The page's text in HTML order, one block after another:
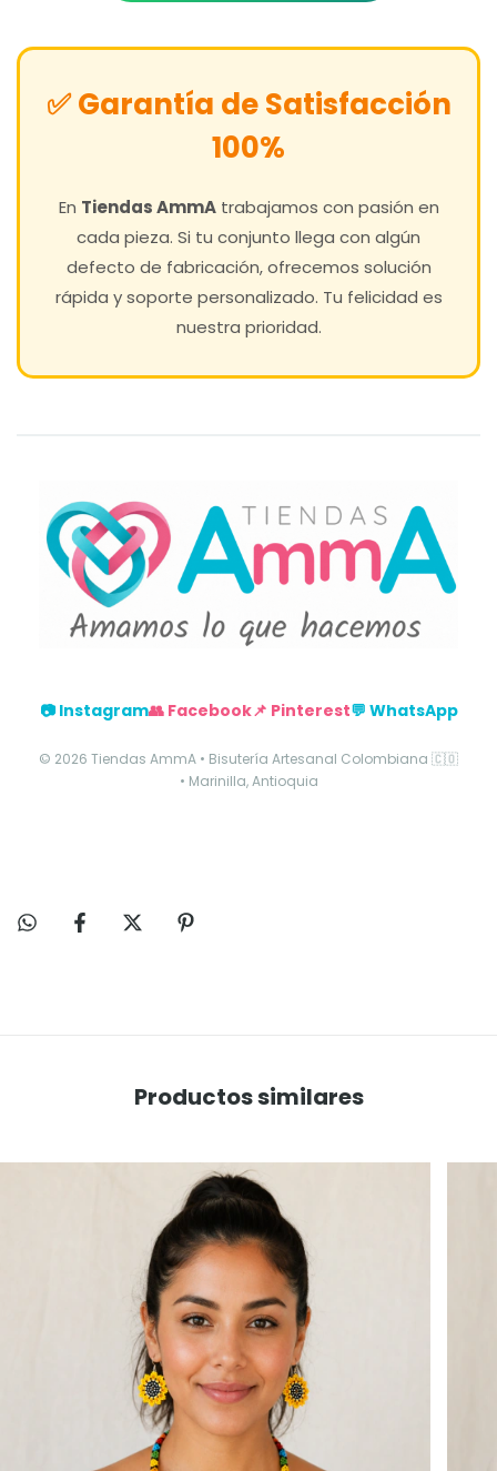
✅ Garantía de Satisfacción
100%
En Tiendas AmmAtrabajamos con pasión en
cada pieza. Si tu conjunto llega con algún
defecto de fabricación, ofrecemos solución
rápida y soporte personalizado. Tu felicidad es
nuestra prioridad.
📷 Instagram👥 Facebook📌 Pinterest💬 WhatsApp
© 2026 Tiendas AmmA • Bisutería Artesanal Colombiana 🇨🇴
• Marinilla, Antioquia
Productos similares